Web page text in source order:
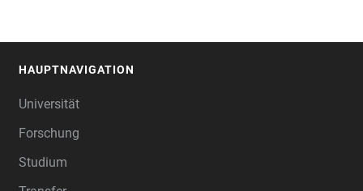
HAUPTNAVIGATION
Universität
Forschung
Studium